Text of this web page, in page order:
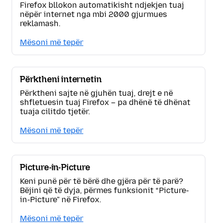
Firefox bllokon automatikisht ndjekjen tuaj
nëpër internet nga mbi 2000 gjurmues
reklamash.
Mësoni më tepër
Përktheni internetin
Përktheni sajte në gjuhën tuaj, drejt e në
shfletuesin tuaj Firefox – pa dhënë të dhënat
tuaja cilitdo tjetër.
Mësoni më tepër
Picture-in-Picture
Keni punë për të bërë dhe gjëra për të parë?
Bëjini që të dyja, përmes funksionit “Picture-
in-Picture” në Firefox.
Mësoni më tepër